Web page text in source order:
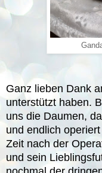
Ganz lieben Dank
unterstützt haben.
uns die Daumen,
und endlich
Zeit nach der
und sein